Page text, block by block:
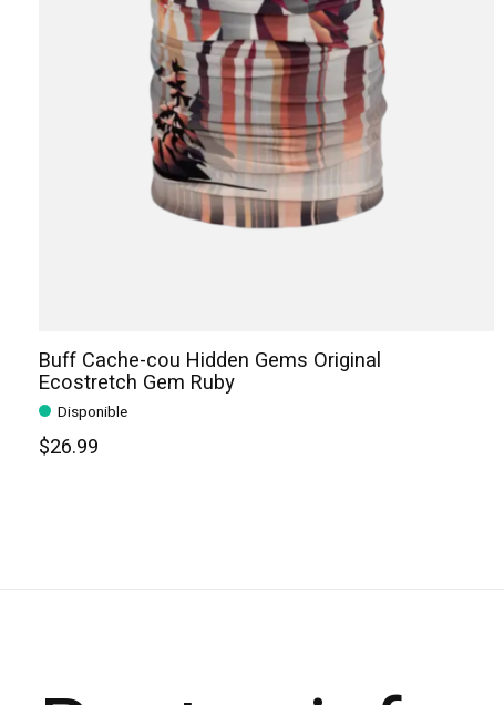
Buff Cache-cou Hidden Gems Original
Ecostretch Gem Ruby
Disponible
$26.99